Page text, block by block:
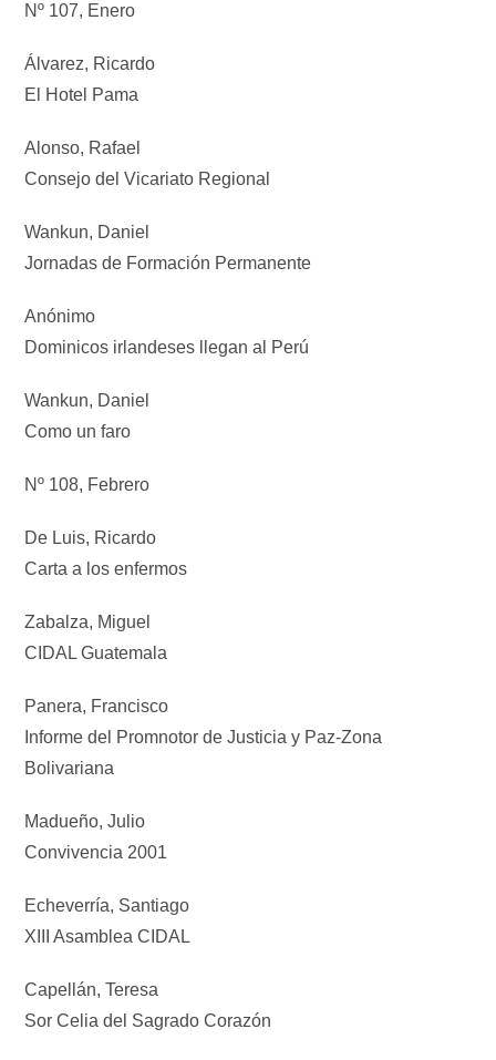
Nº 107, Enero
Álvarez, Ricardo
El Hotel Pama
Alonso, Rafael
Consejo del Vicariato Regional
Wankun, Daniel
Jornadas de Formación Permanente
Anónimo
Dominicos irlandeses llegan al Perú
Wankun, Daniel
Como un faro
Nº 108, Febrero
De Luis, Ricardo
Carta a los enfermos
Zabalza, Miguel
CIDAL Guatemala
Panera, Francisco
Informe del Promnotor de Justicia y Paz-Zona
Bolivariana
Madueño, Julio
Convivencia 2001
Echeverría, Santiago
XIII Asamblea CIDAL
Capellán, Teresa
Sor Celia del Sagrado Corazón